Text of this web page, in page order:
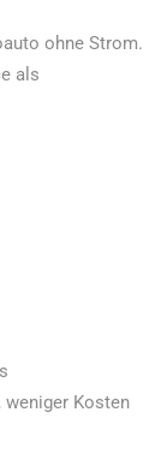
ohne Strom.
als
weniger Kosten